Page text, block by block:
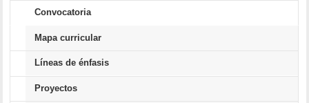
Convocatoria
Mapa curricular
Líneas de énfasis
Proyectos